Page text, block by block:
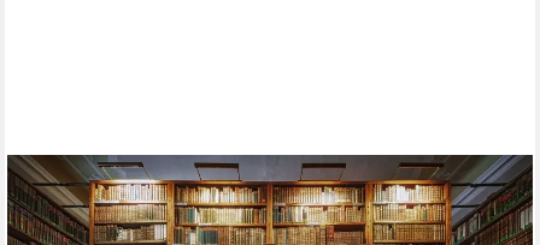
PAPERMOON
Fototapete PATRICK AUREDNIK, OBERE LAUSITZIANISCHE
BIBLIOTHEK DER WISSENSCHAFTEN